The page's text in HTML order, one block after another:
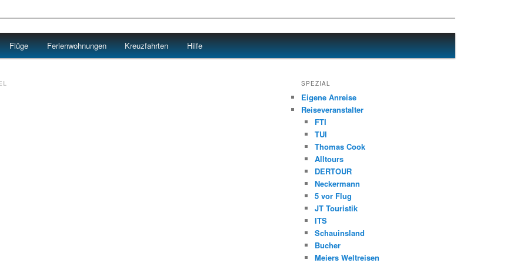
Flüge Ferienwohnungen Kreuzfahrten Hilfe
SPEZIAL
Eigene Anreise
Reiseveranstalter
FTI
TUI
Thomas Cook
Alltours
DERTOUR
Neckermann
5 vor Flug
JT Touristik
ITS
Schauinsland
Bucher
Meiers Weltreisen